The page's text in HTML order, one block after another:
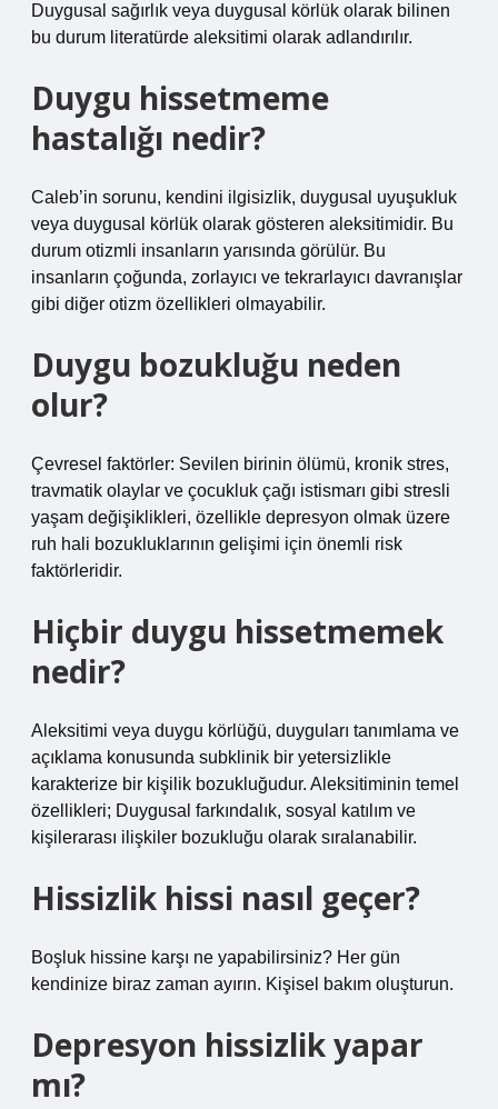
Duygusal sağırlık veya duygusal körlük olarak bilinen
bu durum literatürde aleksitimi olarak adlandırılır.
Duygu hissetmeme
hastalığı nedir?
Caleb’in sorunu, kendini ilgisizlik, duygusal uyuşukluk
veya duygusal körlük olarak gösteren aleksitimidir. Bu
durum otizmli insanların yarısında görülür. Bu
insanların çoğunda, zorlayıcı ve tekrarlayıcı davranışlar
gibi diğer otizm özellikleri olmayabilir.
Duygu bozukluğu neden
olur?
Çevresel faktörler: Sevilen birinin ölümü, kronik stres,
travmatik olaylar ve çocukluk çağı istismarı gibi stresli
yaşam değişiklikleri, özellikle depresyon olmak üzere
ruh hali bozukluklarının gelişimi için önemli risk
faktörleridir.
Hiçbir duygu hissetmemek
nedir?
Aleksitimi veya duygu körlüğü, duyguları tanımlama ve
açıklama konusunda subklinik bir yetersizlikle
karakterize bir kişilik bozukluğudur. Aleksitiminin temel
özellikleri; Duygusal farkındalık, sosyal katılım ve
kişilerarası ilişkiler bozukluğu olarak sıralanabilir.
Hissizlik hissi nasıl geçer?
Boşluk hissine karşı ne yapabilirsiniz? Her gün
kendinize biraz zaman ayırın. Kişisel bakım oluşturun.
Depresyon hissizlik yapar
mı?